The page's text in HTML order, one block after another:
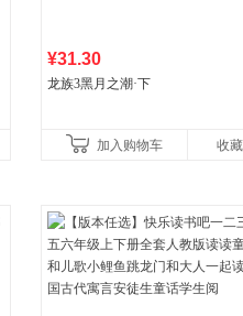
¥31.30
龙族3黑月之潮·下
加入购物车 收藏